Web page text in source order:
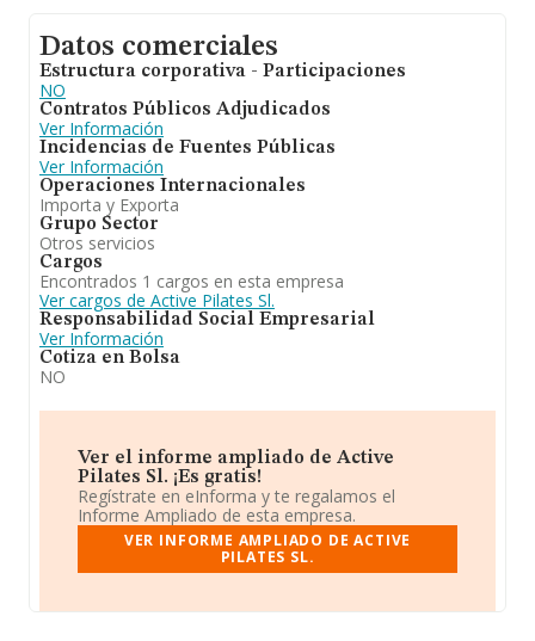
Datos comerciales
Estructura corporativa - Participaciones
NO
Contratos Públicos Adjudicados
Ver Información
Incidencias de Fuentes Públicas
Ver Información
Operaciones Internacionales
Importa y Exporta
Grupo Sector
Otros servicios
Cargos
Encontrados 1 cargos en esta empresa
Ver cargos de Active Pilates Sl.
Responsabilidad Social Empresarial
Ver Información
Cotiza en Bolsa
NO
Ver el informe ampliado de Active
Pilates Sl. ¡Es gratis!
Regístrate en eInforma y te regalamos el
Informe Ampliado de esta empresa.
VER INFORME AMPLIADO DE ACTIVE
PILATES SL.